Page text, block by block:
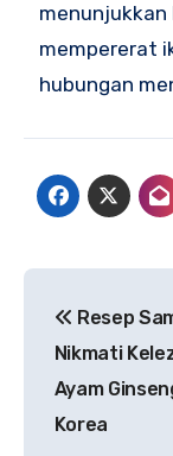
mempererat
hubungan
pos
Resep
Nikmati
Ayam
Korea